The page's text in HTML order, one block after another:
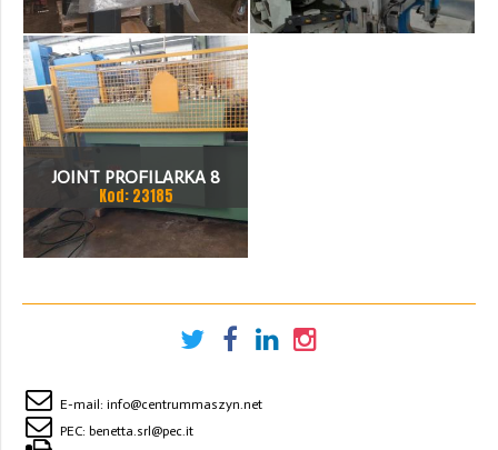
JOINT PROFILARKA 8
STACJI
Kod: 23185
E-mail: info@centrummaszyn.net
PEC: benetta.srl@pec.it